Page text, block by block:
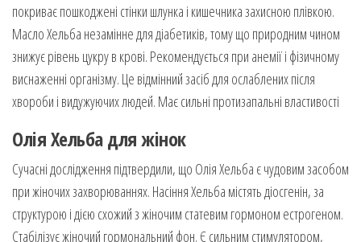
покриває пошкоджені стінки шлунка і кишечника захисною плівкою.
Масло Хельба незамінне для діабетиків, тому що природним чином
знижує рівень цукру в крові. Рекомендується при анемії і фізичному
виснаженні організму. Це відмінний засіб для ослаблених після
хвороби і видужуючих людей. Має сильні протизапальні властивості
Олія Хельба для жінок
Сучасні дослідження підтвердили, що Олія Хельба є чудовим засобом
при жіночих захворюваннях. Насіння Хельба містять діосгенін, за
структурою і дією схожий з жіночим статевим гормоном естрогеном.
Стабілізує жіночий гормональний фон. Є сильним стимулятором,